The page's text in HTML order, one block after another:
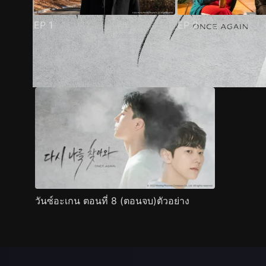
EP 1 EP2
ตัวอย่าง ภาพนิ่ง เนื้อหาที่แนะนำ รายละเอียด
วันซ์อะเกน ตอนที่ 8 (ตอนจบ)ตัวอย่าง